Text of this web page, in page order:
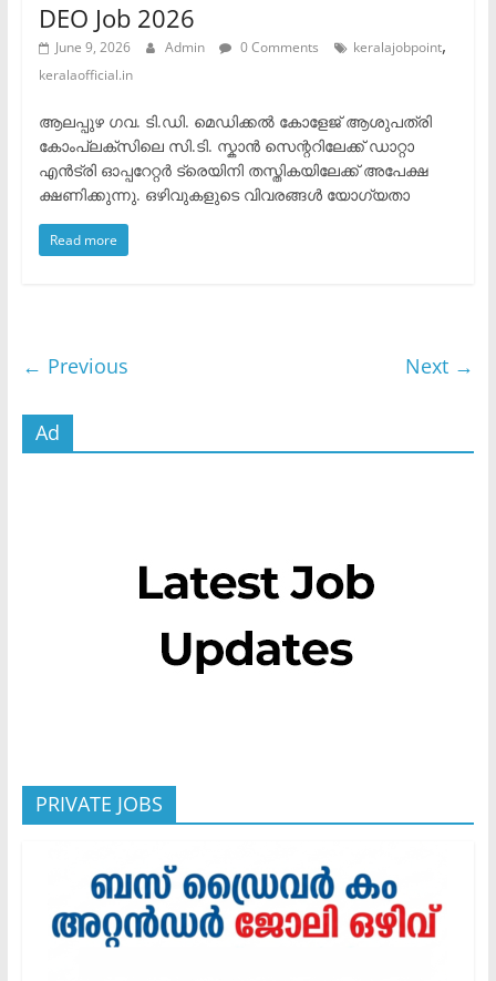
DEO Job 2026
June 9, 2026 Admin 0 Comments keralajobpoint,
keralaofficial.in
​ആലപ്പുഴ ഗവ. ടി.ഡി. മെഡിക്കൽ കോളേജ് ആശുപത്രി
കോംപ്ലക്സിലെ സി.ടി. സ്കാൻ സെന്ററിലേക്ക് ഡാറ്റാ
എൻട്രി ഓപ്പറേറ്റർ ട്രെയിനി തസ്തികയിലേക്ക് അപേക്ഷ
ക്ഷണിക്കുന്നു. ​ഒഴിവുകളുടെ വിവരങ്ങൾ ​യോഗ്യതാ
Read more
← Previous Next →
Ad
PRIVATE JOBS